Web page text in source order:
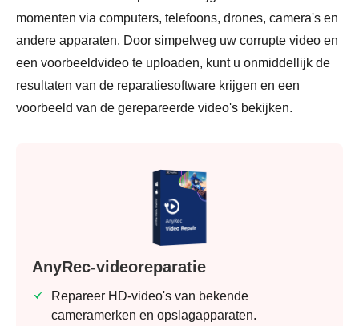
momenten via computers, telefoons, drones, camera's en
andere apparaten. Door simpelweg uw corrupte video en
een voorbeeldvideo te uploaden, kunt u onmiddellijk de
resultaten van de reparatiesoftware krijgen en een
voorbeeld van de gerepareerde video's bekijken.
AnyRec-videoreparatie
Repareer HD-video's van bekende
cameramerken en opslagapparaten.